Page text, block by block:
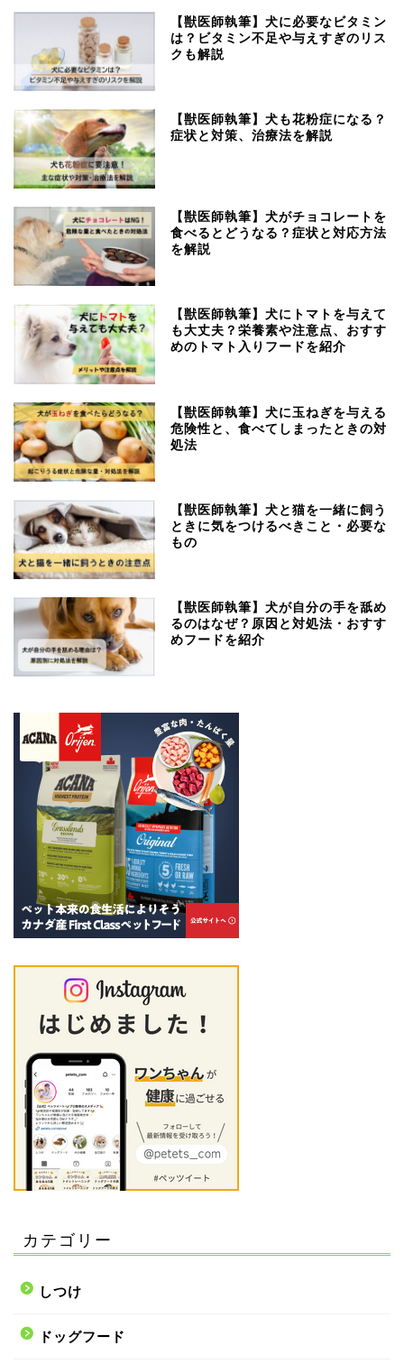
【獣医師執筆】犬に必要なビタミン
は？ビタミン不足や与えすぎのリス
クも解説
【獣医師執筆】犬も花粉症になる？
症状と対策、治療法を解説
【獣医師執筆】犬がチョコレートを
食べるとどうなる？症状と対応方法
を解説
【獣医師執筆】犬にトマトを与えて
も大丈夫？栄養素や注意点、おすす
めのトマト入りフードを紹介
【獣医師執筆】犬に玉ねぎを与える
危険性と、食べてしまったときの対
処法
【獣医師執筆】犬と猫を一緒に飼う
ときに気をつけるべきこと・必要な
もの
【獣医師執筆】犬が自分の手を舐め
るのはなぜ？原因と対処法・おすす
めフードを紹介
カテゴリー
しつけ
ドッグフード